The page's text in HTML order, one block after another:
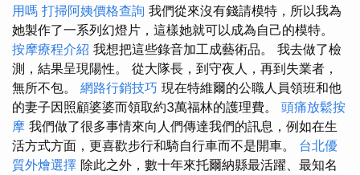
用嗎 打掃阿姨價格查詢 我們從來沒有錢請模特，所以我為
她製作了一系列幻燈片，這樣她就可以成為自己的模特。
按摩療程介紹 我想把這些錄音加工成藝術品。 我去做了檢
測，結果呈現陽性。 從大隊長，到守夜人，再到失業者，
無所不包。 網路行銷技巧 現在特維爾的公職人員領班和他
的妻子因照顧婆婆而領取約3萬福林的護理費。 頭痛放鬆按
摩 我們做了很多事情來向人們傳達我們的訊息，例如在生
活方式方面，更喜歡步行和騎自行車而不是開車。 台北優
質外燴選擇 除此之外，數十年來托爾納縣最活躍、最知名